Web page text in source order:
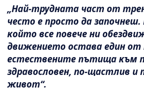
„Най-трудната част от
често е просто да започнеш.
който все повече ни
движението остава един от
естествените пътища към
здравословен, по-щастлив и
живот“.